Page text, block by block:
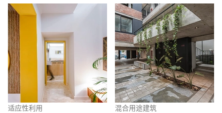
适应性利用
混合用途建筑